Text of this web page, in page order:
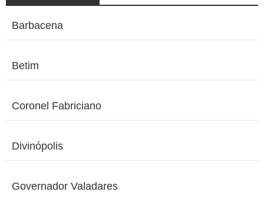
Barbacena
Betim
Coronel Fabriciano
Divinópolis
Governador Valadares